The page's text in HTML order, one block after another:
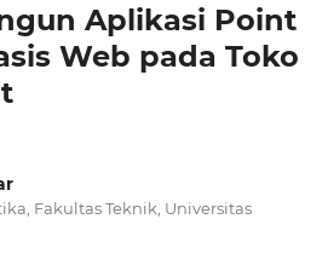
Aplikasi Point
Web pada Toko
Fakultas Teknik, Universitas